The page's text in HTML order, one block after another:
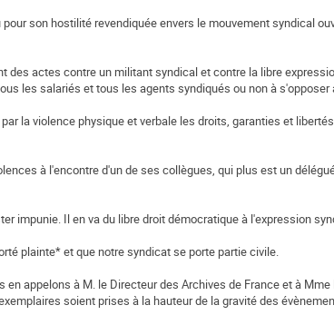
son hostilité revendiquée envers le mouvement syndical
des actes contre un militant syndical et contre la libre
les salariés et tous les agents syndiqués ou non à
la violence physique et verbale les droits, garanties et
à l'encontre d'un de ses collègues, qui plus est un
impunie. Il en va du libre droit démocratique à l'expression
plainte* et que notre syndicat se porte partie civile.
en appelons à M. le Directeur des Archives de France et à
soient prises à la hauteur de la gravité des